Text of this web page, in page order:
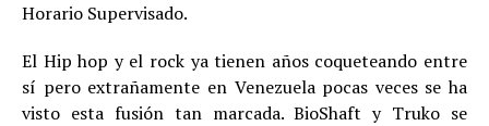
Horario Supervisado.
El Hip hop y el rock ya tienen años coqueteando entre
sí pero extrañamente en Venezuela pocas veces se ha
visto esta fusión tan marcada. BioShaft y Truko se